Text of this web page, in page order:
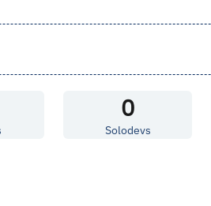
0
Solodevs